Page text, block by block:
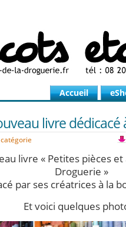
Accueil
livre
livre « Petites pièces et
Droguerie »
par ses créatrices à la
Et voici quelques